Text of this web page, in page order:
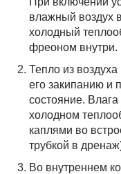
влажный воздух
холодный
фреоном внутри.
Тепло из
его закипанию и
состояние. Влага
холодном
каплями во
трубкой в
Во внутреннем